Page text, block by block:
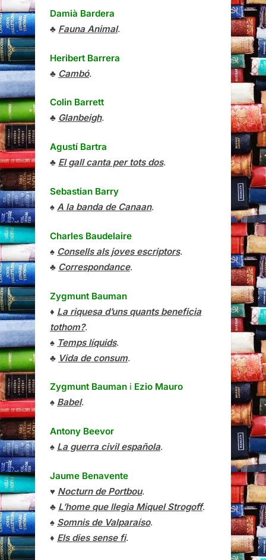
Damià Bardera
♣ Fauna Animal.
Heribert Barrera
♣ Cambó.
Colin Barrett
♣ Glanbeigh.
Agustí Bartra
♣ El gall canta per tots dos.
Sebastian Barry
♠ A la banda de Canaan.
Charles Baudelaire
♠ Consells als joves escriptors.
♣ Correspondance.
Zygmunt Bauman
♦ La riquesa d’uns quants beneficia
tothom?.
♠ Temps líquids.
♣ Vida de consum.
Zygmunt Bauman i Ezio Mauro
♠ Babel.
Antony Beevor
♠ La guerra civil española.
Jaume Benavente
♥ Nocturn de Portbou.
♣ L’home que llegia Miquel Strogoff.
♠ Somnis de Valparaíso.
♦ Els dies sense fi.